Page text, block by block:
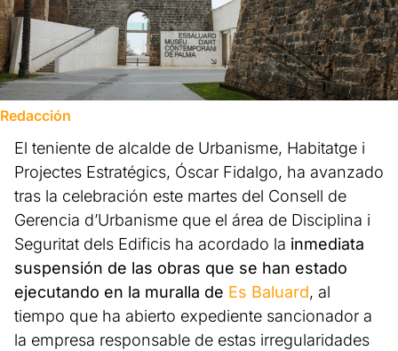
Redacción
El teniente de alcalde de Urbanisme, Habitatge i
Projectes Estratégics, Óscar Fidalgo, ha avanzado
tras la celebración este martes del Consell de
Gerencia d’Urbanisme que el área de Disciplina i
Seguritat dels Edificis ha acordado la inmediata
suspensión de las obras que se han estado
ejecutando en la muralla de Es Baluard, al
tiempo que ha abierto expediente sancionador a
la empresa responsable de estas irregularidades